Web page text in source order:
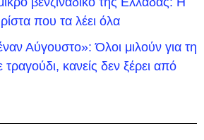
που τα λέει όλα
Αύγουστο»: Όλοι μιλούν για τη
κανείς δεν ξέρει από